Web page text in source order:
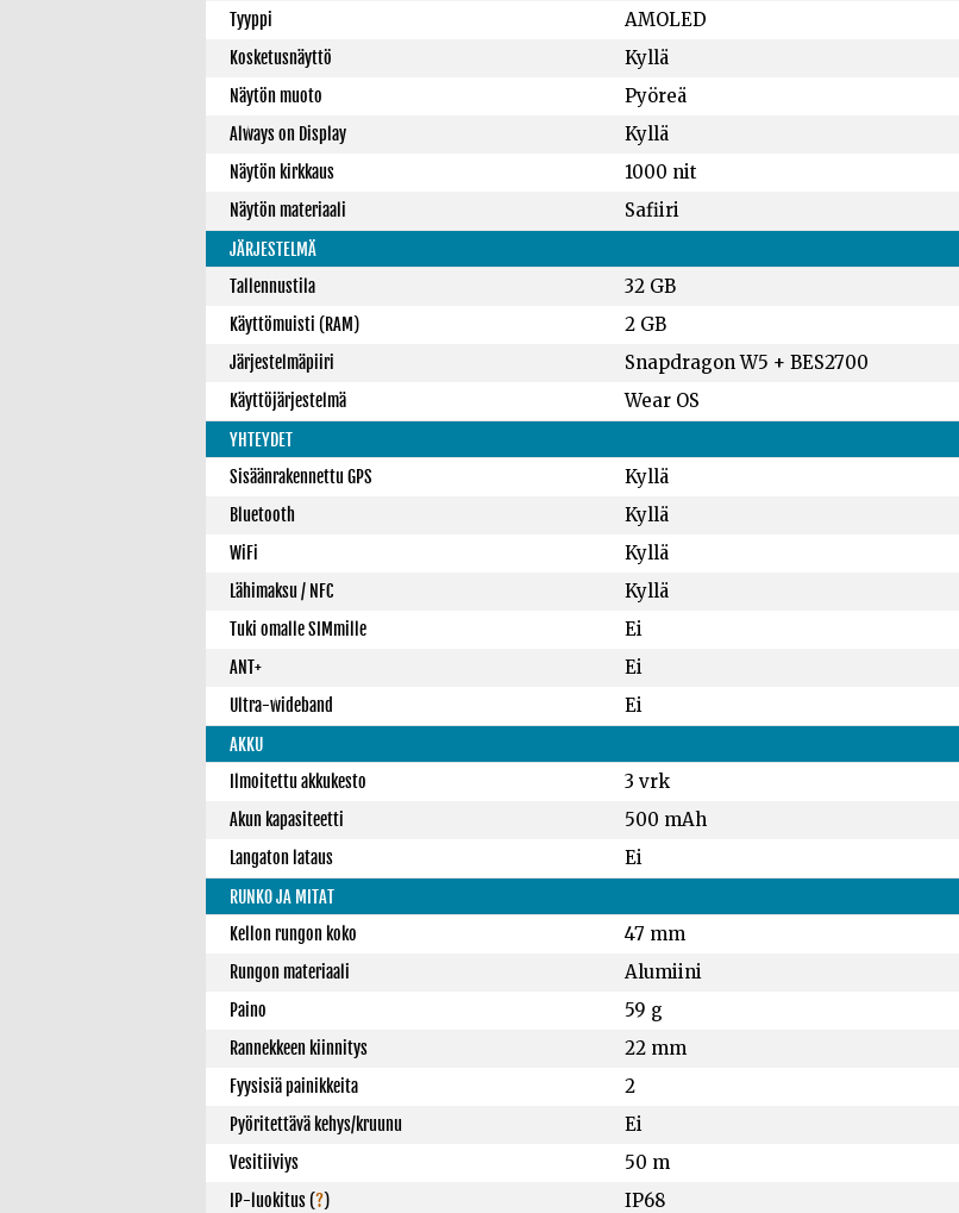
Tyyppi AMOLED
Kosketusnäyttö Kyllä
Näytön muoto Pyöreä
Always on Display Kyllä
Näytön kirkkaus 1000 nit
Näytön materiaali Safiiri
JÄRJESTELMÄ
Tallennustila
32 GB
Käyttömuisti (RAM) 2 GB
Järjestelmäpiiri Snapdragon W5 + BES2700
Käyttöjärjestelmä Wear OS
YHTEYDET
Sisäänrakennettu GPS
Kyllä
Bluetooth Kyllä
WiFi Kyllä
Lähimaksu / NFC Kyllä
Tuki omalle SIMmille Ei
ANT+ Ei
Ultra-wideband Ei
AKKU
Ilmoitettu akkukesto
3 vrk
Akun kapasiteetti 500 mAh
Langaton lataus Ei
RUNKO JA MITAT
Kellon rungon koko
47 mm
Rungon materiaali Alumiini
Paino 59 g
Rannekkeen kiinnitys 22 mm
Fyysisiä painikkeita 2
Pyöritettävä kehys/kruunu Ei
Vesitiiviys 50 m
IP-luokitus(?) IP68